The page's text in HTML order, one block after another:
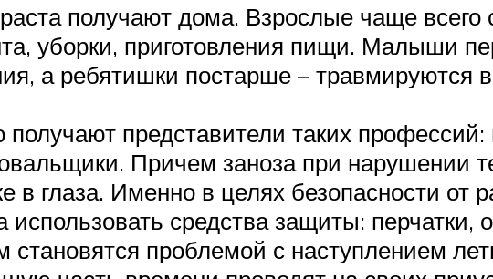
получают дома. Взрослые чаще всего
уборки, приготовления пищи. Малыши
а ребятишки постарше – травмируются в
представители таких профессий:
Причем заноза при нарушении
в глаза. Именно в целях безопасности от
использовать средства защиты: перчатки,
проблемой с наступлением